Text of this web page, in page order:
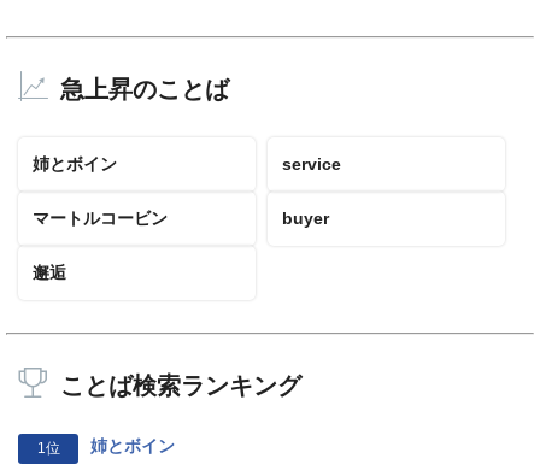
急上昇のことば
姉とボイン service
マートルコービン buyer
邂逅
ことば検索ランキング
1位 姉とボイン